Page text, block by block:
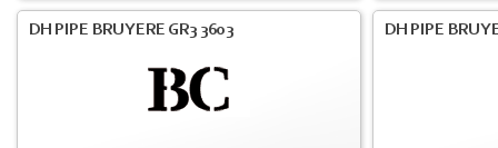
DH PIPE BRUYERE GR3 3603 DH PIPE